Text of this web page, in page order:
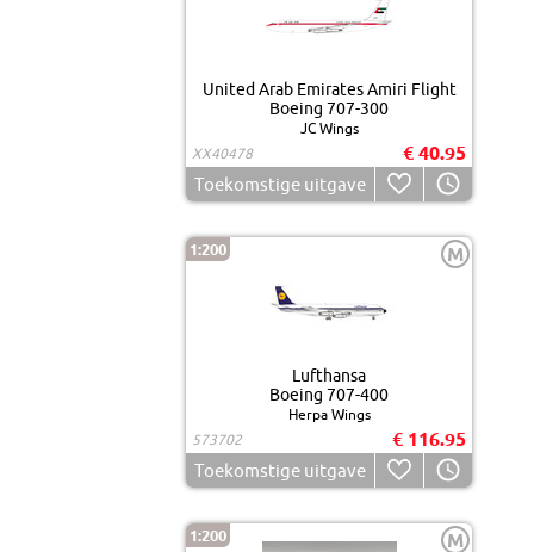
United Arab Emirates Amiri Flight
Boeing 707-300
JC Wings
XX40478
€ 40.95
Toekomstige uitgave
1:200 M
Lufthansa
Boeing 707-400
Herpa Wings
573702
€ 116.95
Toekomstige uitgave
1:200 M